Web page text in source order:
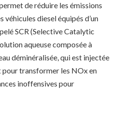
de réduire les émissions
véhicules diesel équipés d’un
SCR (Selective Catalytic
aqueuse composée à
déminéralisée, qui est injectée
pour transformer les NOx en
inoffensives pour